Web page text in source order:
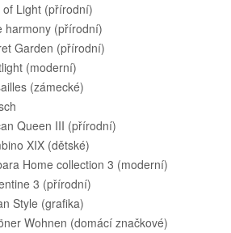
of Light (přírodní)
harmony (přírodní)
Garden (přírodní)
(moderní)
(zámecké)
Queen III (přírodní)
XIX (dětské)
Home collection 3 (moderní)
3 (přírodní)
Style (grafika)
Wohnen (domácí značkové)